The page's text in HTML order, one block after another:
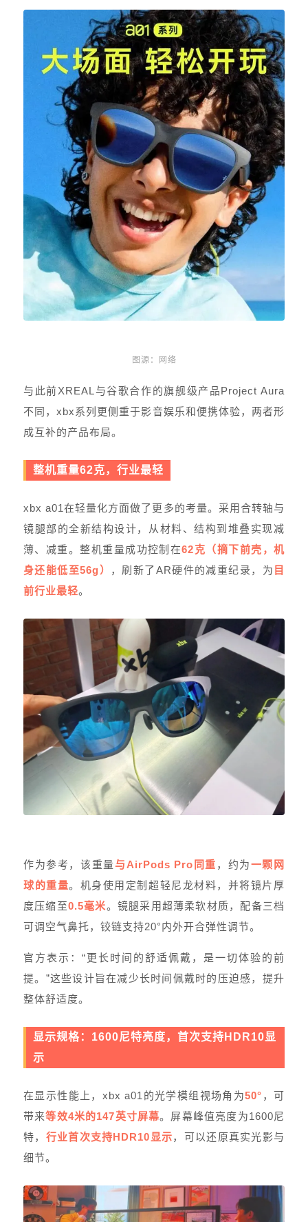
图源：网络
与此前XREAL与谷歌合作的旗舰级产品Project Aura
不同，xbx系列更侧重于影音娱乐和便携体验，两者形
成互补的产品布局。
整机重量62克，行业最轻
xbx a01在轻量化方面做了更多的考量。采用合转轴与
镜腿部的全新结构设计，从材料、结构到堆叠实现减
薄、减重。整机重量成功控制在62克（摘下前壳，机
身还能低至56g）
，刷新了AR硬件的减重纪录，为 目
前行业最轻。
作为参考，该重量与AirPods Pro同重 ，约为一颗网
球的重量。机身使用定制超轻尼龙材料，并将镜片厚
度压缩至0.5毫米。镜腿采用超薄柔软材质，配备三档
可调空气鼻托，铰链支持20°内外开合弹性调节。
官方表示：“更长时间的舒适佩戴，是一切体验的前
提。”这些设计旨在减少长时间佩戴时的压迫感，提升
整体舒适度。
显示规格：1600尼特亮度，首次支持HDR10显
示
在显示性能上，xbx a01的光学模组视场角为50° ，可
带来等效4米的147英寸屏幕。屏幕峰值亮度为1600尼
特， 行业首次支持HDR10显示，可以还原真实光影与
细节。